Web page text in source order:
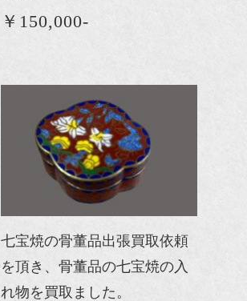
￥150,000-
七宝焼の骨董品出張買取依頼
を頂き、骨董品の七宝焼の入
れ物を買取ました。